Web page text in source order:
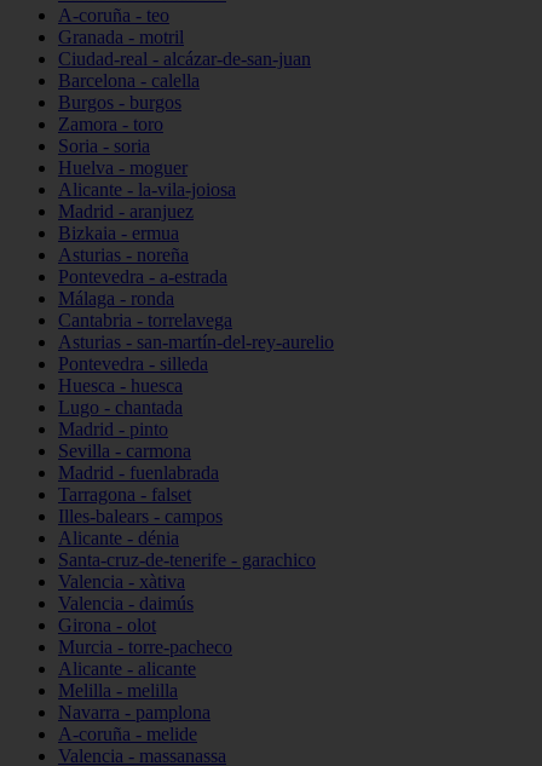
A-coruña - teo
Granada - motril
Ciudad-real - alcázar-de-san-juan
Barcelona - calella
Burgos - burgos
Zamora - toro
Soria - soria
Huelva - moguer
Alicante - la-vila-joiosa
Madrid - aranjuez
Bizkaia - ermua
Asturias - noreña
Pontevedra - a-estrada
Málaga - ronda
Cantabria - torrelavega
Asturias - san-martín-del-rey-aurelio
Pontevedra - silleda
Huesca - huesca
Lugo - chantada
Madrid - pinto
Sevilla - carmona
Madrid - fuenlabrada
Tarragona - falset
Illes-balears - campos
Alicante - dénia
Santa-cruz-de-tenerife - garachico
Valencia - xàtiva
Valencia - daimús
Girona - olot
Murcia - torre-pacheco
Alicante - alicante
Melilla - melilla
Navarra - pamplona
A-coruña - melide
Valencia - massanassa